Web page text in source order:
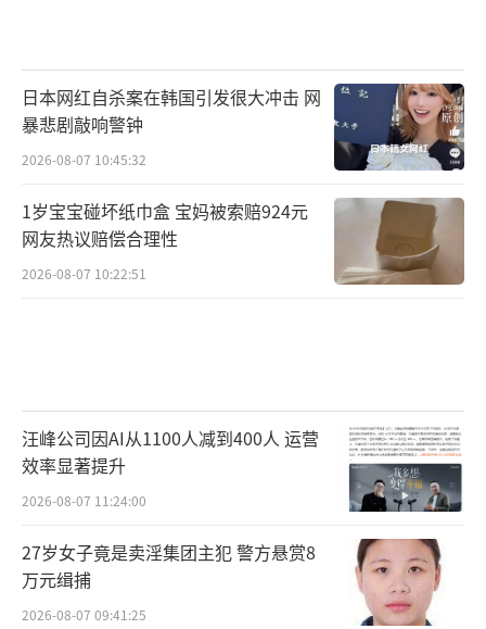
日本网红自杀案在韩国引发很大冲击 网
暴悲剧敲响警钟
2026-08-07 10:45:32
1岁宝宝碰坏纸巾盒 宝妈被索赔924元
网友热议赔偿合理性
2026-08-07 10:22:51
汪峰公司因AI从1100人减到400人 运营
效率显著提升
2026-08-07 11:24:00
27岁女子竟是卖淫集团主犯 警方悬赏8
万元缉捕
2026-08-07 09:41:25